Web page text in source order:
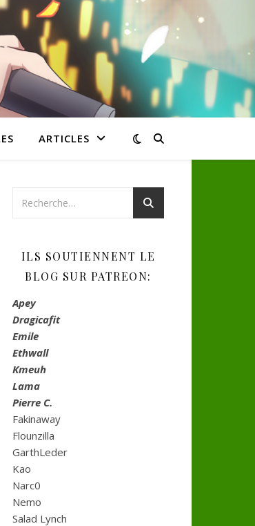
ARTICLES
ILS SOUTIENNENT LE
BLOG SUR PATREON:
Apey
Dragicafit
Emile
Ethwall
Kmeuh
Lama
Pierre C.
Fakinaway
Flounzilla
GarthLeder
Kao
Narc0
Nemo
Salad Lynch